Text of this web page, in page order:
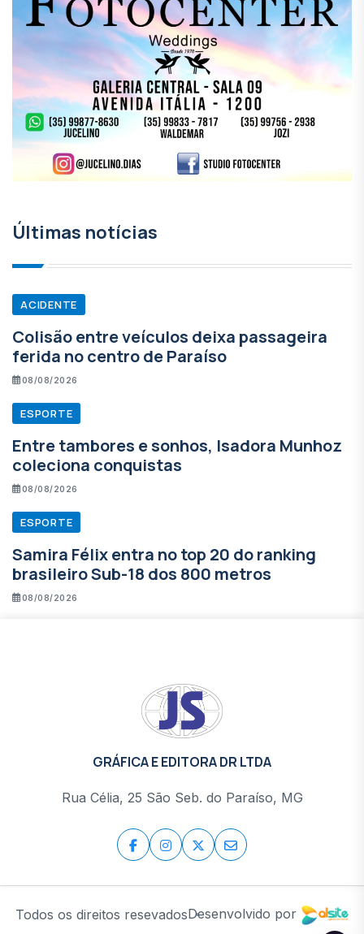
Últimas notícias
ACIDENTE
Colisão entre veículos deixa passageira
ferida no centro de Paraíso
08/08/2026
ESPORTE
Entre tambores e sonhos, Isadora Munhoz
coleciona conquistas
08/08/2026
ESPORTE
Samira Félix entra no top 20 do ranking
brasileiro Sub-18 dos 800 metros
08/08/2026
GRÁFICA E EDITORA DR LTDA
Rua Célia, 25 São Seb. do Paraíso, MG
Todos os direitos resevadosDesenvolvido por